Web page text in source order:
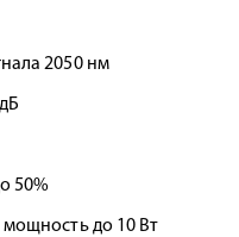
2050 нм
50%
до 10 Вт